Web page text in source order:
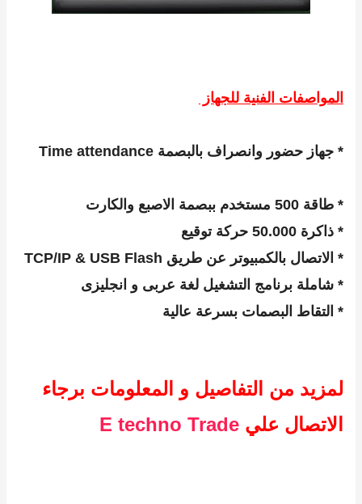
المواصفات الفنية للجهاز
* جهاز حضور وانصراف بالبصمة Time attendance
* طاقة 500 مستخدم ببصمة الاصبع والكارت
* ذاكرة 50.000 حركة توقيع
* الاتصال بالكمبيوتر عن طريق TCP/IP & USB Flash
* شاملة برنامج التشغيل لغة عربى و انجليزى
* التقاط البصمات بسرعة عالية
لمزيد من التفاصيل و المعلومات برجاء
الاتصال عليE techno Trade